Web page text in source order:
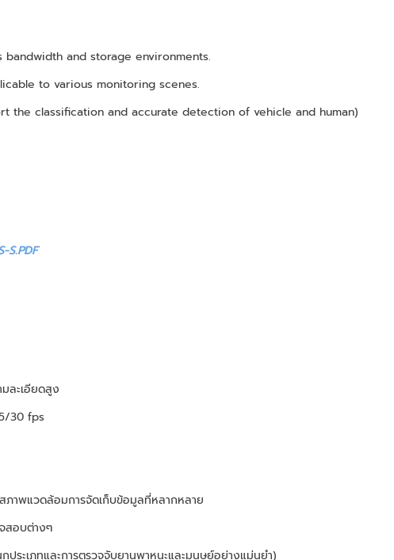
bandwidth and storage environments.
to various monitoring scenes.
classification and accurate detection of vehicle and human)
S.PDF
ละเอียดสูง
30 fps
ภาพแวดล้อมการจัดเก็บข้อมูลที่หลากหลาย
สอบต่างๆ
ะเภทและการตรวจจับยานพาหนะและมนุษย์อย่างแม่นยำ)